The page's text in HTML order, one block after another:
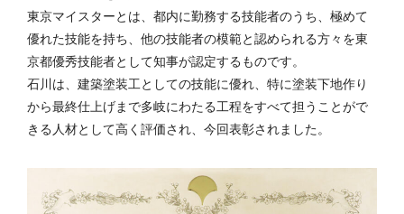
東京マイスターとは、都内に勤務する技能者のうち、極めて
優れた技能を持ち、他の技能者の模範と認められる方々を東
京都優秀技能者として知事が認定するものです。
石川は、建築塗装工としての技能に優れ、特に塗装下地作り
から最終仕上げまで多岐にわたる工程をすべて担うことがで
きる人材として高く評価され、今回表彰されました。